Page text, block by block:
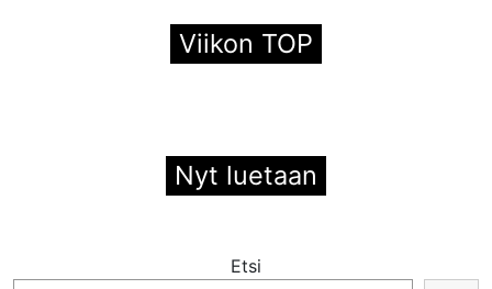
Viikon TOP
Nyt luetaan
Etsi